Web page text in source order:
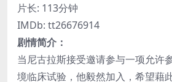
片长: 113分钟
IMDb: tt26676914
剧情简介：
当尼古拉斯接受邀请参与一项允许
境临床试验，他毅然加入，希望藉